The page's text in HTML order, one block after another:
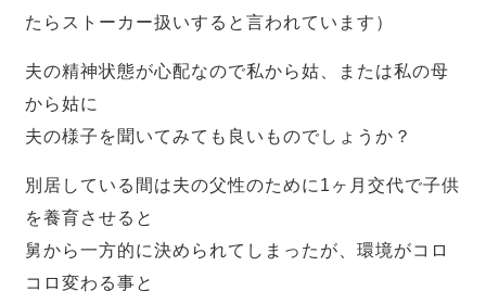
たらストーカー扱いすると言われています）
夫の精神状態が心配なので私から姑、または私の母
から姑に
夫の様子を聞いてみても良いものでしょうか？
別居している間は夫の父性のために1ヶ月交代で子供
を養育させると
舅から一方的に決められてしまったが、環境がコロ
コロ変わる事と